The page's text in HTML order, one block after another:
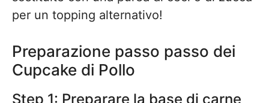
per un topping alternativo!
Preparazione passo passo dei
Cupcake di Pollo
Step 1: Preparare la base di carne